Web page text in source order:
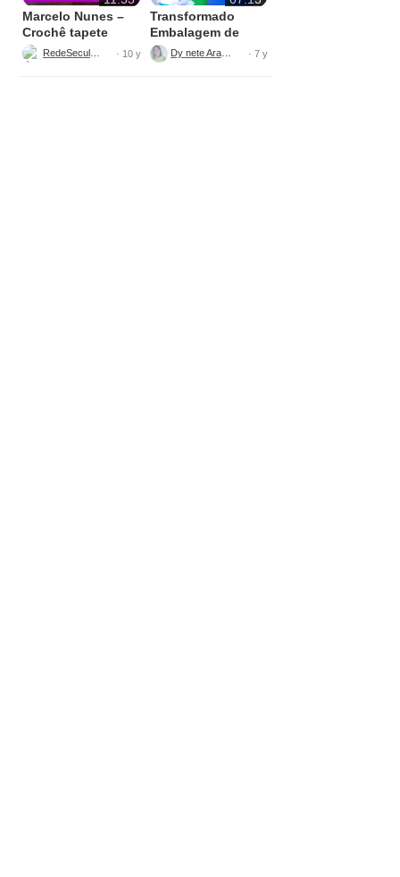
Marcelo Nunes –
Crochê tapete
bolinha Parte 1
· 10 y
Transformado
Embalagem de
Sabão
Dy nete Araújo · 7 y